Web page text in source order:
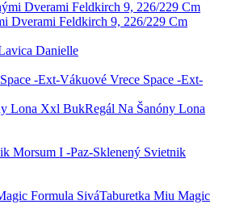
Dverami Feldkirch 9, 226/229 Cm
Danielle
Vákuové Vrece Space -Ext-
Regál Na Šanóny Lona
Sklenený Svietnik
Taburetka Miu Magic